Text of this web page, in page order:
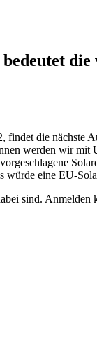
findet die nächste
werden wir mit
würde eine EU-
sind. Anmelden